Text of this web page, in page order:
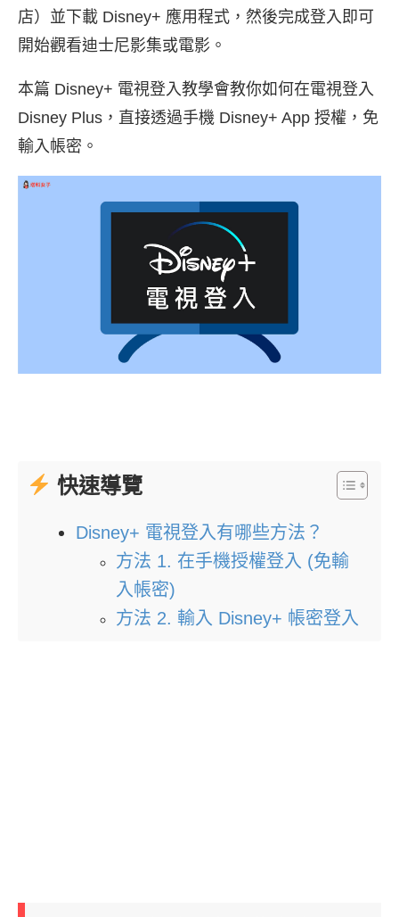
店）並下載 Disney+ 應用程式，然後完成登入即可
開始觀看迪士尼影集或電影。
本篇 Disney+ 電視登入教學會教你如何在電視登入
Disney Plus，直接透過手機 Disney+ App 授權，免
輸入帳密。
快速導覽
Disney+ 電視登入有哪些方法？
方法 1. 在手機授權登入 (免輸
入帳密)
方法 2. 輸入 Disney+ 帳密登入